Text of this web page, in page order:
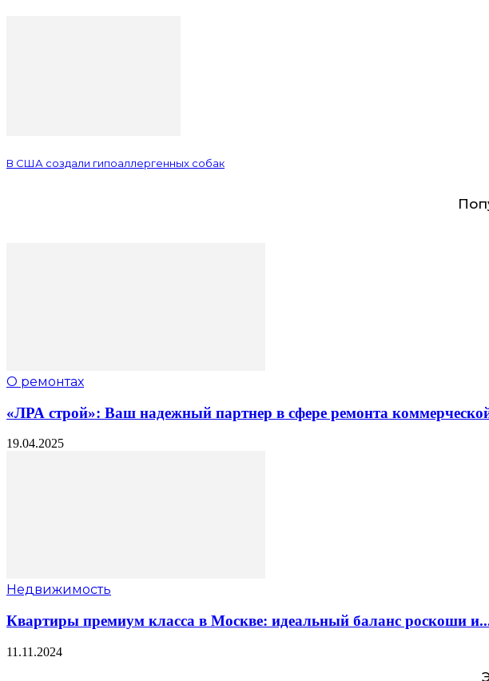
В США создали гипоаллергенных собак
О ремонтах
«ЛРА строй»: Ваш надежный партнер в сфере ремонта
19.04.2025
Недвижимость
Квартиры премиум класса в Москве: идеальный баланс роскоши
11.11.2024